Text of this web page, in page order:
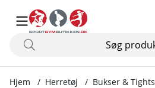
Hjem Herretøj Bukser & Tights